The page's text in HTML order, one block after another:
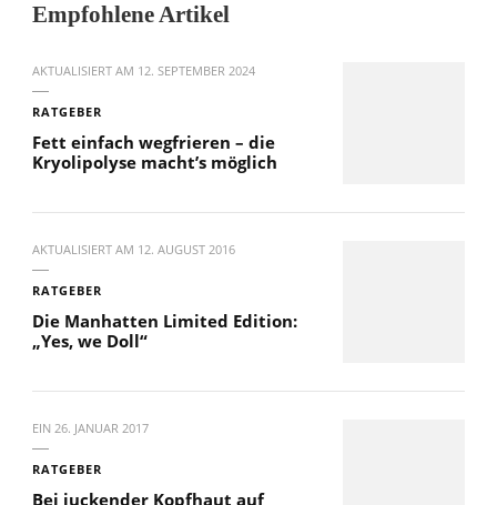
Empfohlene Artikel
AKTUALISIERT AM 12. SEPTEMBER 2024
RATGEBER
Fett einfach wegfrieren – die
Kryolipolyse macht’s möglich
AKTUALISIERT AM 12. AUGUST 2016
RATGEBER
Die Manhatten Limited Edition:
„Yes, we Doll“
EIN 26. JANUAR 2017
RATGEBER
Bei juckender Kopfhaut auf